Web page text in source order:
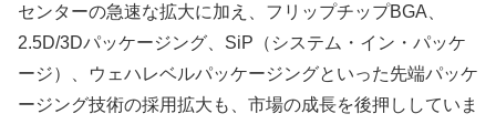
センターの急速な拡大に加え、フリップチップBGA、
2.5D/3Dパッケージング、SiP（システム・イン・パッケ
ージ）、ウェハレベルパッケージングといった先端パッケ
ージング技術の採用拡大も、市場の成長を後押ししていま